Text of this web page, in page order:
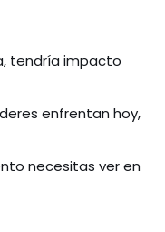
tendría impacto
enfrentan hoy,
necesitas ver en